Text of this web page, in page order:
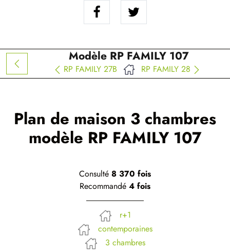
Modèle RP FAMILY 107
RP FAMILY 27B RP FAMILY 28
Plan de maison 3 chambres
modèle RP FAMILY 107
Consulté 8 370 fois
Recommandé 4 fois
r+1
contemporaines
3 chambres